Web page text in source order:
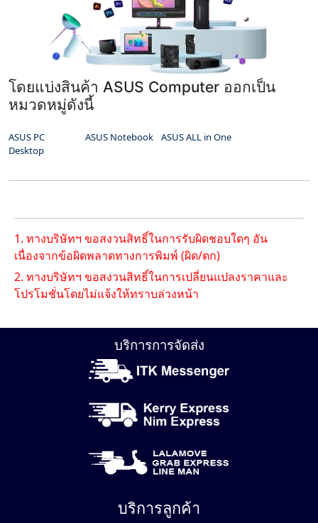
โดยแบ่งสินค้า ASUS Computer ออกเป็น
หมวดหมู่ดังนี้
ASUS PC
Desktop
ASUS Notebook ASUS ALL in One
1. ทางบริษัทฯ ขอสงวนสิทธิ์ในการรับผิดชอบใดๆ อัน
เนื่องจากข้อผิดพลาดทางการพิมพ์ (ผิด/ตก)
2. ทางบริษัทฯ ขอสงวนสิทธิ์ในการเปลี่ยนแปลงราคาและ
โปรโมชั่นโดยไม่แจ้งให้ทราบล่วงหน้า
บริการการจัดส่ง
บริการลูกค้า